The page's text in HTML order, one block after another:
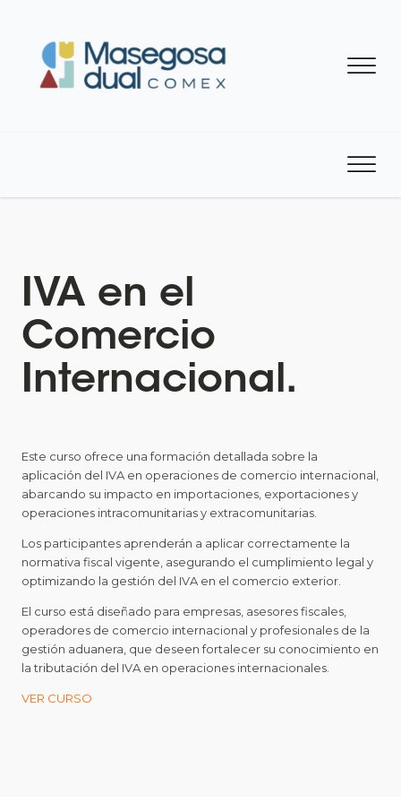
IVA en el
Comercio
Internacional.
Este curso ofrece una formación detallada sobre la
aplicación del IVA en operaciones de comercio internacional,
abarcando su impacto en importaciones, exportaciones y
operaciones intracomunitarias y extracomunitarias.
Los participantes aprenderán a aplicar correctamente la
normativa fiscal vigente, asegurando el cumplimiento legal y
optimizando la gestión del IVA en el comercio exterior.
El curso está diseñado para empresas, asesores fiscales,
operadores de comercio internacional y profesionales de la
gestión aduanera, que deseen fortalecer su conocimiento en
la tributación del IVA en operaciones internacionales.
VER CURSO